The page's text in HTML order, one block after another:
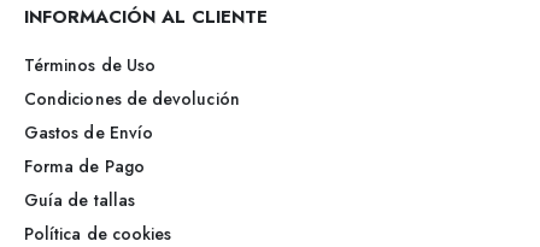
INFORMACIÓN AL CLIENTE
Términos de Uso
Condiciones de devolución
Gastos de Envío
Forma de Pago
Guía de tallas
Política de cookies